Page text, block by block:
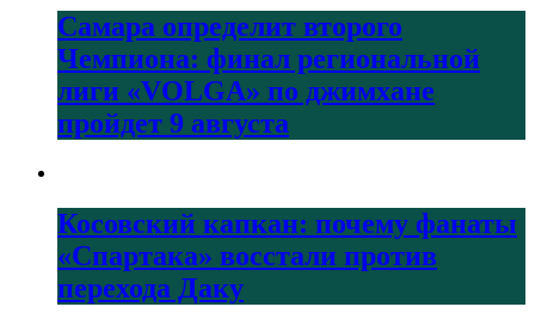
Самара определит второго
Чемпиона: финал региональной
лиги «VOLGA» по джимхане
пройдет 9 августа
Косовский капкан: почему фанаты
«Спартака» восстали против
перехода Даку